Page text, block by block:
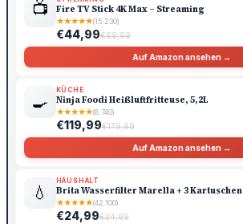
📺 Fire TV Stick 4K Max – Streaming
★★★★★(15.230)
€44,99€69,99
Auf Amazon ansehen →
🍳
KÜCHE
Ninja Foodi Heißluftfritteuse, 5,2L
★★★★★(8.740)
€119,99€179,99
Auf Amazon ansehen →
💧
HAUSHALT
Brita Wasserfilter Marella + 3 Kartuschen
★★★★★(42.100)
€24,99€34,99